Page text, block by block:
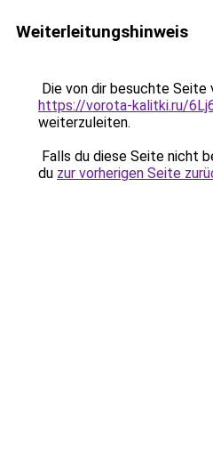
Weiterleitungshinweis
Die von dir besuchte Seite
https://vorota-kalitki.ru/
weiterzuleiten.
Falls du diese Seite nicht
du zur vorherigen Seite